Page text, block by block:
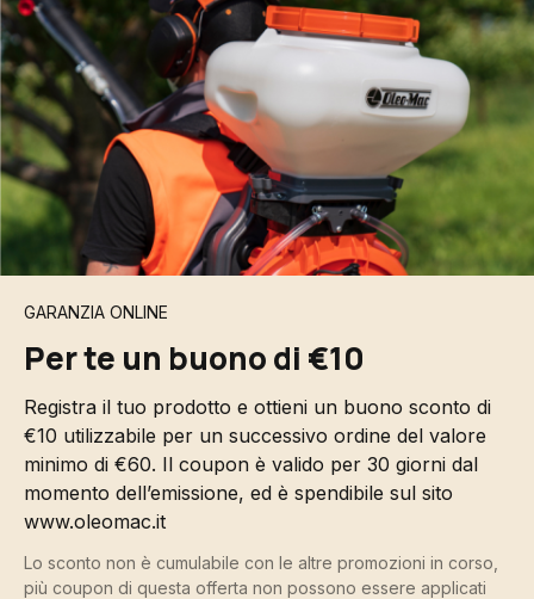
GARANZIA ONLINE
Per te un buono di €10
Registra il tuo prodotto e ottieni un buono sconto di
€10 utilizzabile per un successivo ordine del valore
minimo di €60. Il coupon è valido per 30 giorni dal
momento dell’emissione, ed è spendibile sul sito
www.oleomac.it
Lo sconto non è cumulabile con le altre promozioni in corso,
più coupon di questa offerta non possono essere applicati